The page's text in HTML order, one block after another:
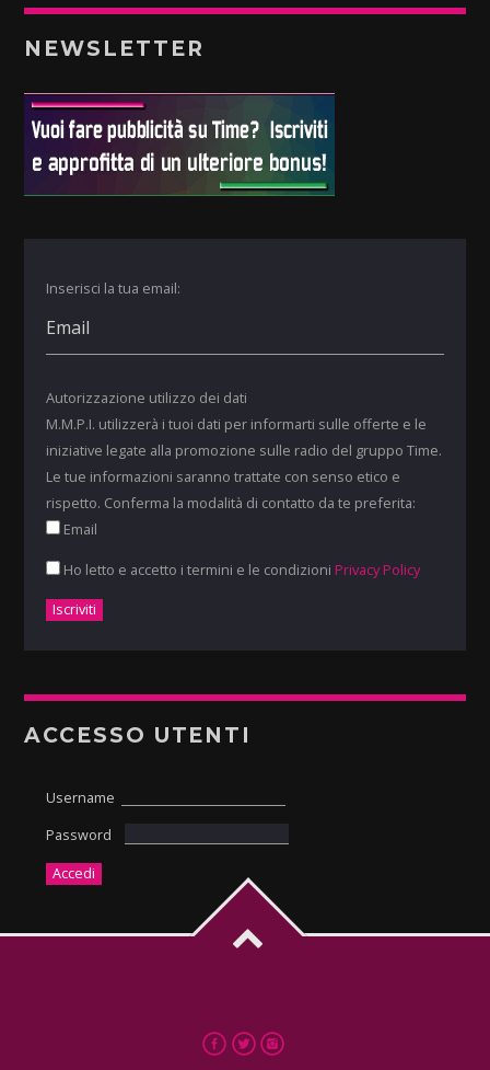
NEWSLETTER
Inserisci la tua email:
Autorizzazione utilizzo dei dati
M.M.P.I. utilizzerà i tuoi dati per informarti sulle offerte e le
iniziative legate alla promozione sulle radio del gruppo Time.
Le tue informazioni saranno trattate con senso etico e
rispetto. Conferma la modalità di contatto da te preferita:
Email
Ho letto e accetto i termini e le condizioni Privacy Policy
ACCESSO UTENTI
Username
Password